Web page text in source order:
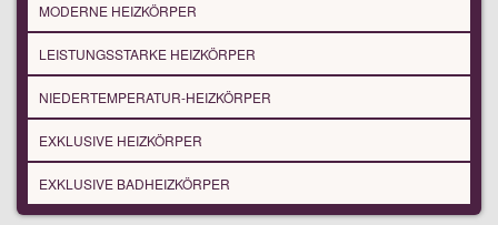
MODERNE HEIZKÖRPER
LEISTUNGSSTARKE HEIZKÖRPER
NIEDERTEMPERATUR-HEIZKÖRPER
EXKLUSIVE HEIZKÖRPER
EXKLUSIVE BADHEIZKÖRPER